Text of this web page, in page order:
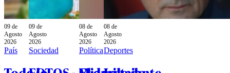
09 de
Agosto
2026
País
09 de
Agosto
2026
Sociedad
08 de
Agosto
2026
Política
08 de
Agosto
2026
Deportes